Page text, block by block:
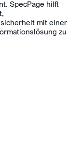
SpecPage hilft
mit einer
zu